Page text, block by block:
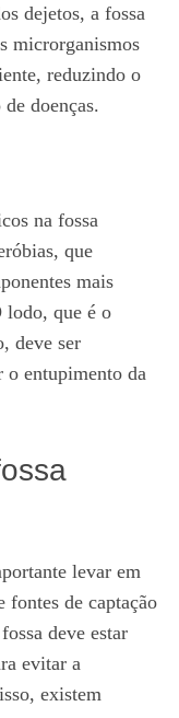
dejetos, a fossa
microrganismos
reduzindo o
doenças.
na fossa
que
mais
lodo, que é o
deve ser
o entupimento da
levar em
fontes de captação
deve estar
evitar a
existem